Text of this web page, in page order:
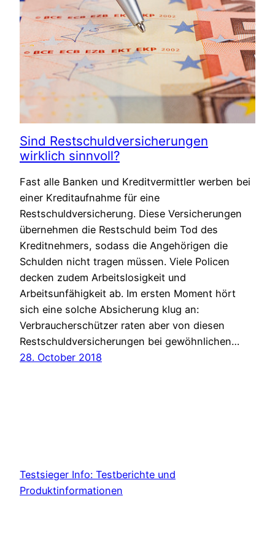
Sind Restschuldversicherungen
wirklich sinnvoll?
Fast alle Banken und Kreditvermittler werben bei
einer Kreditaufnahme für eine
Restschuldversicherung. Diese Versicherungen
übernehmen die Restschuld beim Tod des
Kreditnehmers, sodass die Angehörigen die
Schulden nicht tragen müssen. Viele Policen
decken zudem Arbeitslosigkeit und
Arbeitsunfähigkeit ab. Im ersten Moment hört
sich eine solche Absicherung klug an:
Verbraucherschützer raten aber von diesen
Restschuldversicherungen bei gewöhnlichen…
28. October 2018
Testsieger Info: Testberichte und
Produktinformationen